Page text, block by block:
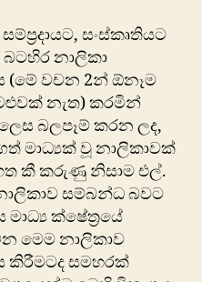
සංස්කෘතියට
බටහිර නාලිකා
වචන 2න් ඕනෑම
නැත) කරමින්
බලපෑම් කරන ලද,
මාධ්‍යක් වූ නාලිකාවක්
කී කරුණු නිසාම එල්.
සම්බන්ධ බවට
ක්ෂේත්‍රයේ
මෙම නාලිකාව
සමහරක්